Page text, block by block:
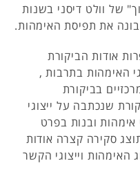
של וולט דיסני בשנות
אודות הביקורת
האימהות בתרבות ,
בביקורת
שנכתבה על ייצוגי
אימהות ובנות בפרט
סקירה קצרה אודות
האימהות וייצוגי הקשר